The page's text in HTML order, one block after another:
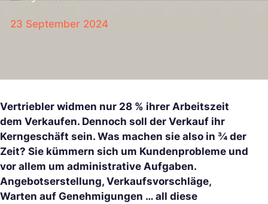
23 September 2024
Vertriebler widmen nur 28 % ihrer Arbeitszeit
dem Verkaufen. Dennoch soll der Verkauf ihr
Kerngeschäft sein. Was machen sie also in ¾ der
Zeit? Sie kümmern sich um Kundenprobleme und
vor allem um administrative Aufgaben.
Angebotserstellung, Verkaufsvorschläge,
Warten auf Genehmigungen … all diese